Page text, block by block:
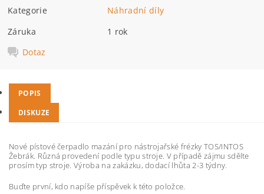
Kategorie
Náhradní díly
Záruka
1 rok
Dotaz
POPIS
DISKUZE
Nové pístové čerpadlo mazání pro nástrojařské frézky TOS/INTOS
Žebrák. Různá provedení podle typu stroje. V případě zájmu sdělte
prosím typ stroje. Výroba na zakázku, dodací lhůta 2-3 týdny.
Buďte první, kdo napíše příspěvek k této položce.